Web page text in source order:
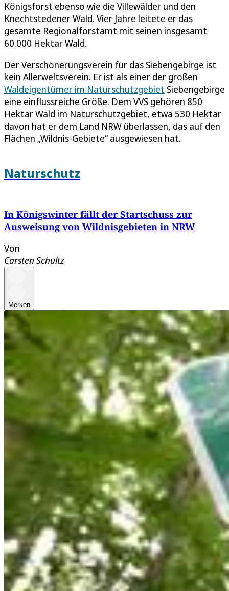
Königsforst ebenso wie die Villewälder und den
Knechtstedener Wald. Vier Jahre leitete er das
gesamte Regionalforstamt mit seinen insgesamt
60.000 Hektar Wald.
Der Verschönerungsverein für das Siebengebirge ist
kein Allerweltsverein. Er ist als einer der großen
Waldeigentümer im Naturschutzgebiet Siebengebirge
eine einflussreiche Größe. Dem VVS gehören 850
Hektar Wald im Naturschutzgebiet, etwa 530 Hektar
davon hat er dem Land NRW überlassen, das auf den
Flächen „Wildnis-Gebiete“ ausgewiesen hat.
Naturschutz
In Königswinter fällt der Startschuss zur
Ausweisung von Wildnisgebieten in NRW
Von
Carsten Schultz
Merken